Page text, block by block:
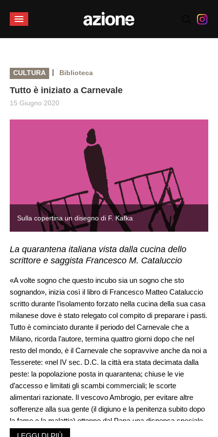
CULTURA | Biblioteca
Tutto è iniziato a Carnevale
15 Giugno 2020
Sulla copertina un disegno di F. Kafka
La quarantena italiana vista dalla cucina dello
scrittore e saggista Francesco M. Cataluccio
«A volte sogno che questo incubo sia un sogno che sto
sognando», inizia così il libro di Francesco Matteo Cataluccio
scritto durante l’isolamento forzato nella cucina della sua casa
milanese dove è stato relegato col compito di preparare i pasti.
Tutto è cominciato durante il periodo del Carnevale che a
Milano, ricorda l’autore, termina quattro giorni dopo che nel
resto del mondo, è il Carnevale che sopravvive anche da noi a
Tesserete: «nel IV sec. D.C. la città era stata decimata dalla
peste: la popolazione posta in quarantena; chiuse le vie
d’accesso e limitati gli scambi commerciali; le scorte
alimentari razionate. Il vescovo Ambrogio, per evitare altre
sofferenze alla sua gente (il digiuno e la penitenza subito dopo
la fame e la malattia) ottenne dal Papa una dispensa speciale
perpetua: la possibilità, per la sola diocesi di Milano, di